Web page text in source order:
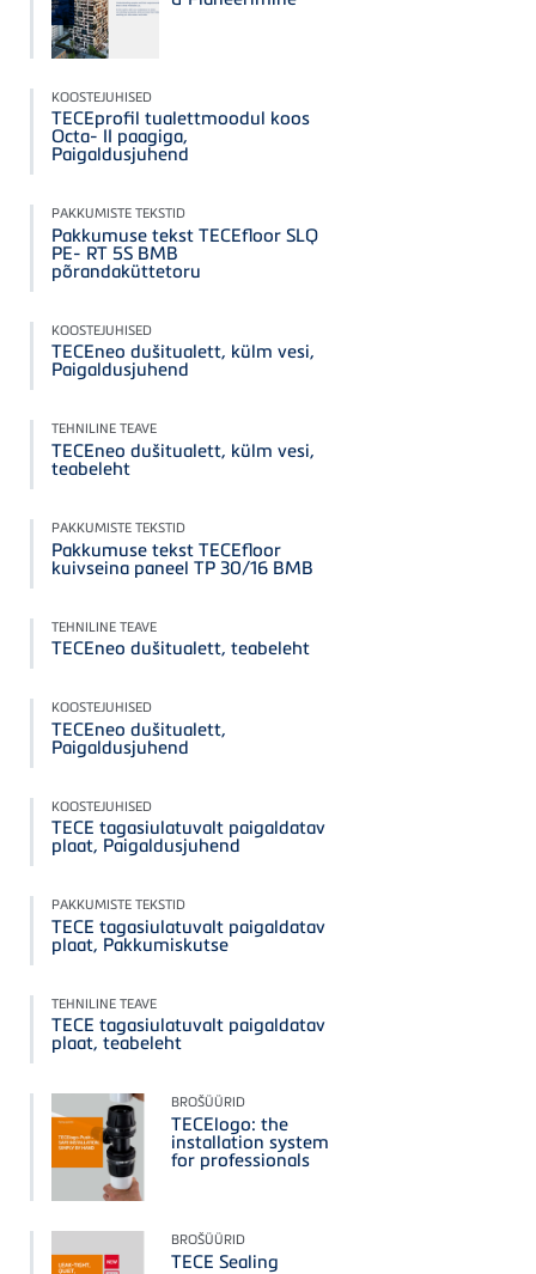
KOOSTEJUHISED
TECEprofil tualettmoodul koos
Octa- II paagiga,
Paigaldusjuhend
PAKKUMISTE TEKSTID
Pakkumuse tekst TECEfloor SLQ
PE- RT 5S BMB
põrandaküttetoru
KOOSTEJUHISED
TECEneo dušitualett, külm vesi,
Paigaldusjuhend
TEHNILINE TEAVE
TECEneo dušitualett, külm vesi,
teabeleht
PAKKUMISTE TEKSTID
Pakkumuse tekst TECEfloor
kuivseina paneel TP 30/16 BMB
TEHNILINE TEAVE
TECEneo dušitualett, teabeleht
KOOSTEJUHISED
TECEneo dušitualett,
Paigaldusjuhend
KOOSTEJUHISED
TECE tagasiulatuvalt paigaldatav
plaat, Paigaldusjuhend
PAKKUMISTE TEKSTID
TECE tagasiulatuvalt paigaldatav
plaat, Pakkumiskutse
TEHNILINE TEAVE
TECE tagasiulatuvalt paigaldatav
plaat, teabeleht
BROŠÜÜRID
TECElogo: the
installation system
for professionals
BROŠÜÜRID
TECE Sealing